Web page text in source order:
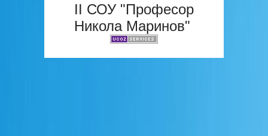
II СОУ "Професор
Никола Маринов"